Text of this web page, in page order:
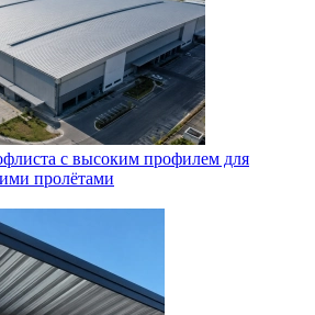
с высоким профилем для
пролётами